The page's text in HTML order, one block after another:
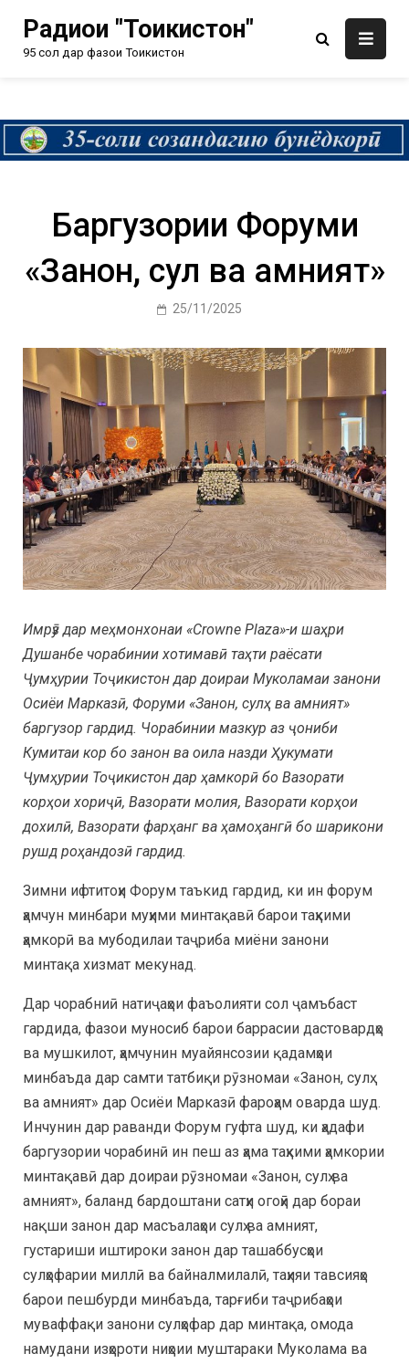
Радиои "Тоҷикистон"
95 сол дар фазои Тоҷикистон
Баргузории Форуми
«Занон, сулҳ ва амният»
25/11/2025
Имрӯз дар меҳмонхонаи «Crowne Plaza»-и шаҳри
Душанбе чорабинии хотимавӣ таҳти раёсати
Ҷумҳурии Тоҷикистон дар доираи Муколамаи занони
Осиёи Марказӣ, Форуми «Занон, сулҳ ва амният»
баргузор гардид. Чорабинии мазкур аз ҷониби
Кумитаи кор бо занон ва оила назди Ҳукумати
Ҷумҳурии Тоҷикистон дар ҳамкорӣ бо Вазорати
корҳои хориҷӣ, Вазорати молия, Вазорати корҳои
дохилӣ, Вазорати фарҳанг ва ҳамоҳангӣ бо шарикони
рушд роҳандозӣ гардид.
Зимни ифтитоҳи Форум таъкид гардид, ки ин форум
ҳамчун минбари муҳими минтақавӣ барои таҳкими
ҳамкорӣ ва мубодилаи таҷриба миёни занони
минтақа хизмат мекунад.
Дар чорабниӣ натиҷаҳои фаъолияти сол ҷамъбаст
гардида, фазои муносиб барои баррасии дастовардҳо
ва мушкилот, ҳамчунин муайянсозии қадамҳои
минбаъда дар самти татбиқи рӯзномаи «Занон, сулҳ
ва амният» дар Осиёи Марказӣ фароҳам оварда шуд.
Инчунин дар раванди Форум гуфта шуд, ки ҳадафи
баргузории чорабинӣ ин пеш аз ҳама таҳкими ҳамкории
минтақавӣ дар доираи рӯзномаи «Занон, сулҳ ва
амният», баланд бардоштани сатҳи огоҳӣ дар бораи
нақши занон дар масъалаҳои сулҳ ва амният,
густариши иштироки занон дар ташаббусҳои
сулҳофарии миллӣ ва байналмилалӣ, таҳияи тавсияҳо
барои пешбурди минбаъда, тарғиби таҷрибаҳои
муваффақи занони сулҳофар дар минтақа, омода
намудани изҳороти ниҳоии муштараки Муколама ва